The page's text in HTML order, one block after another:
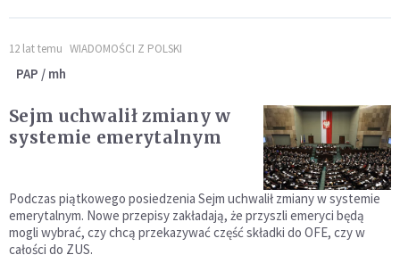
12 lat temu WIADOMOŚCI Z POLSKI
PAP / mh
Sejm uchwalił zmiany w
systemie emerytalnym
Podczas piątkowego posiedzenia Sejm uchwalił zmiany w systemie
emerytalnym. Nowe przepisy zakładają, że przyszli emeryci będą
mogli wybrać, czy chcą przekazywać część składki do OFE, czy w
całości do ZUS.